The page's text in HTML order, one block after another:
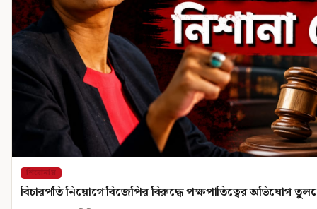
শিরোনাম
বিচারপতি নিয়োগে বিজেপির বিরুদ্ধে পক্ষপাতিত্বের অভিযোগ